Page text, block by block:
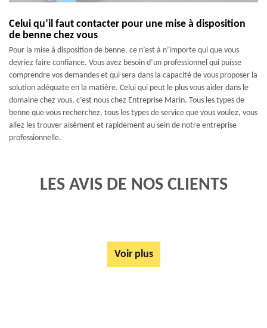
Celui qu’il faut contacter pour une mise à disposition
de benne chez vous
Pour la mise à disposition de benne, ce n’est à n’importe qui que vous
devriez faire confiance. Vous avez besoin d’un professionnel qui puisse
comprendre vos demandes et qui sera dans la capacité de vous proposer la
solution adéquate en la matière. Celui qui peut le plus vous aider dans le
domaine chez vous, c’est nous chez Entreprise Marin. Tous les types de
benne que vous recherchez, tous les types de service que vous voulez, vous
allez les trouver aisément et rapidement au sein de notre entreprise
professionnelle.
LES AVIS DE NOS CLIENTS
Voir plus